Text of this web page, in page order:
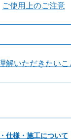
ご使用上のご注意
解いただきたいこ
仕様・施工について